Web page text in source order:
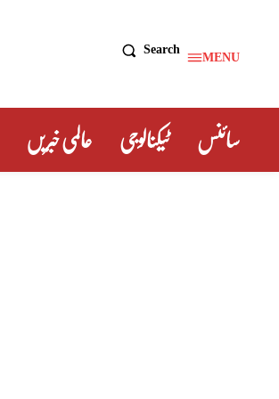
MENU
Search
سائنس ٹیکنالوجی عالمی خبریں